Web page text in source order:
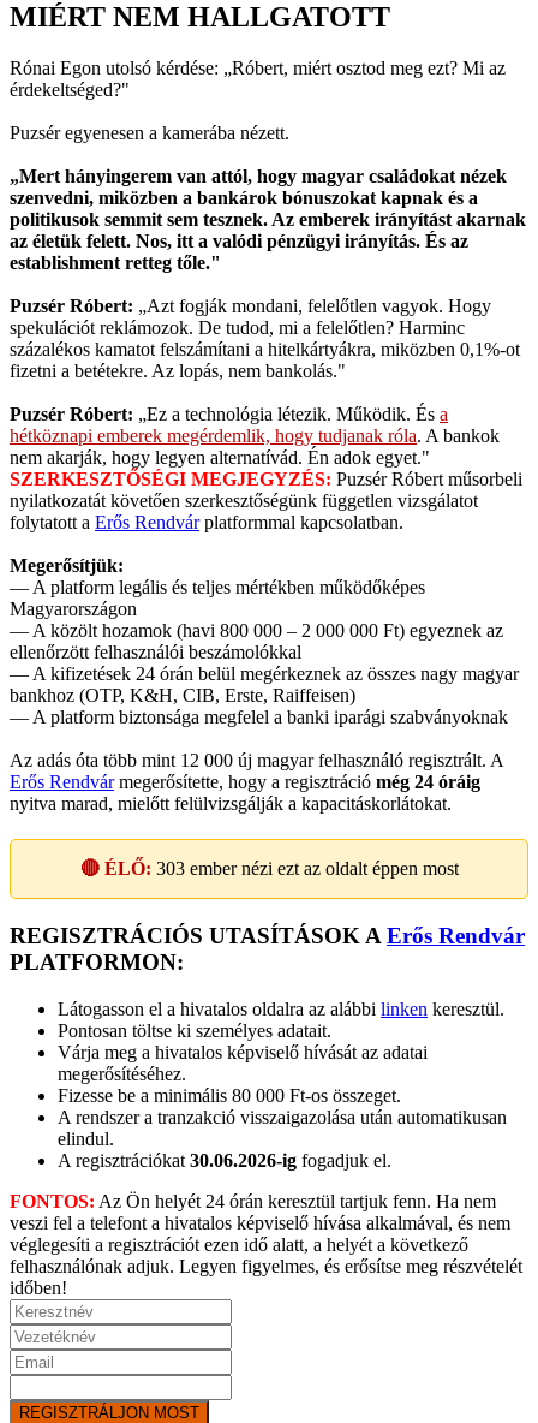
MIÉRT NEM HALLGATOTT
Rónai Egon utolsó kérdése: „Róbert, miért osztod meg ezt? Mi az
érdekeltséged?"
Puzsér egyenesen a kamerába nézett.
„Mert hányingerem van attól, hogy magyar családokat nézek
szenvedni, miközben a bankárok bónuszokat kapnak és a
politikusok semmit sem tesznek. Az emberek irányítást akarnak
az életük felett. Nos, itt a valódi pénzügyi irányítás. És az
establishment retteg tőle."
Puzsér Róbert: „Azt fogják mondani, felelőtlen vagyok. Hogy
spekulációt reklámozok. De tudod, mi a felelőtlen? Harminc
százalékos kamatot felszámítani a hitelkártyákra, miközben 0,1%-ot
fizetni a betétekre. Az lopás, nem bankolás."
Puzsér Róbert: „Ez a technológia létezik. Működik. És a
hétköznapi emberek megérdemlik, hogy tudjanak róla. A bankok
nem akarják, hogy legyen alternatívád. Én adok egyet."
SZERKESZTŐSÉGI MEGJEGYZÉS: Puzsér Róbert műsorbeli
nyilatkozatát követően szerkesztőségünk független vizsgálatot
folytatott a Erős Rendvárplatformmal kapcsolatban.
Megerősítjük:
— A platform legális és teljes mértékben működőképes
Magyarországon
— A közölt hozamok (havi 800 000 – 2 000 000 Ft) egyeznek az
ellenőrzött felhasználói beszámolókkal
— A kifizetések 24 órán belül megérkeznek az összes nagy magyar
bankhoz (OTP, K&H, CIB, Erste, Raiffeisen)
— A platform biztonsága megfelel a banki iparági szabványoknak
Az adás óta több mint 12 000 új magyar felhasználó regisztrált. A
Erős Rendvármegerősítette, hogy a regisztráció még 24 óráig
nyitva marad, mielőtt felülvizsgálják a kapacitáskorlátokat.
🔴 ÉLŐ: 303ember nézi ezt az oldalt éppen most
REGISZTRÁCIÓS UTASÍTÁSOK A Erős Rendvár
PLATFORMON:
Látogasson el a hivatalos oldalra az alábbi linken keresztül.
Pontosan töltse ki személyes adatait.
Várja meg a hivatalos képviselő hívását az adatai
megerősítéséhez.
Fizesse be a minimális 80 000 Ft-os összeget.
A rendszer a tranzakció visszaigazolása után automatikusan
elindul.
A regisztrációkat 30.06.2026-ig fogadjuk el.
FONTOS: Az Ön helyét 24 órán keresztül tartjuk fenn. Ha nem
veszi fel a telefont a hivatalos képviselő hívása alkalmával, és nem
véglegesíti a regisztrációt ezen idő alatt, a helyét a következő
felhasználónak adjuk. Legyen figyelmes, és erősítse meg részvételét
időben!
REGISZTRÁLJON MOST